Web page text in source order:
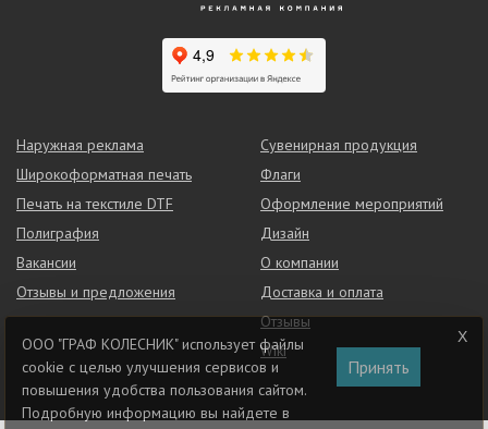
Наружная реклама
Широкоформатная печать
Печать на текстиле DTF
Полиграфия
Сувенирная продукция
Флаги
Оформление мероприятий
Дизайн
Вакансии
Отзывы и предложения
О компании
Доставка и оплата
Отзывы
Wiki
ООО "ГРАФ КОЛЕСНИК" использует файлы
cookie с целью улучшения сервисов и
повышения удобства пользования сайтом.
Подробную информацию вы найдете в
Принять